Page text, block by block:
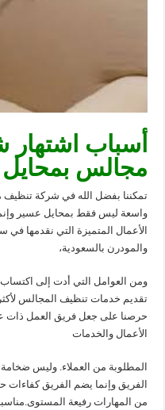
أسباب
مجالس
تمكننا بفضل الله في شركة
واسعة ليس فقط بمحايل عسير
الأعمال المتميزة التي نقدمها في
والمودرن بالسعودية،
ومن العوامل التي أدت إلى اكتساب
تقديم خدمات تنظيف المجالس
حرصنا على جعل فريق العمل
الأعمال والخدمات
المطلوبة من العملاء.وليس ضخامة
الفريق وإنما يضم الفريق كفاءات
من المهارات رفيعة المستوى.